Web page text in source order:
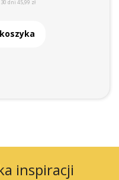
dni 45,99 zł
inspiracji